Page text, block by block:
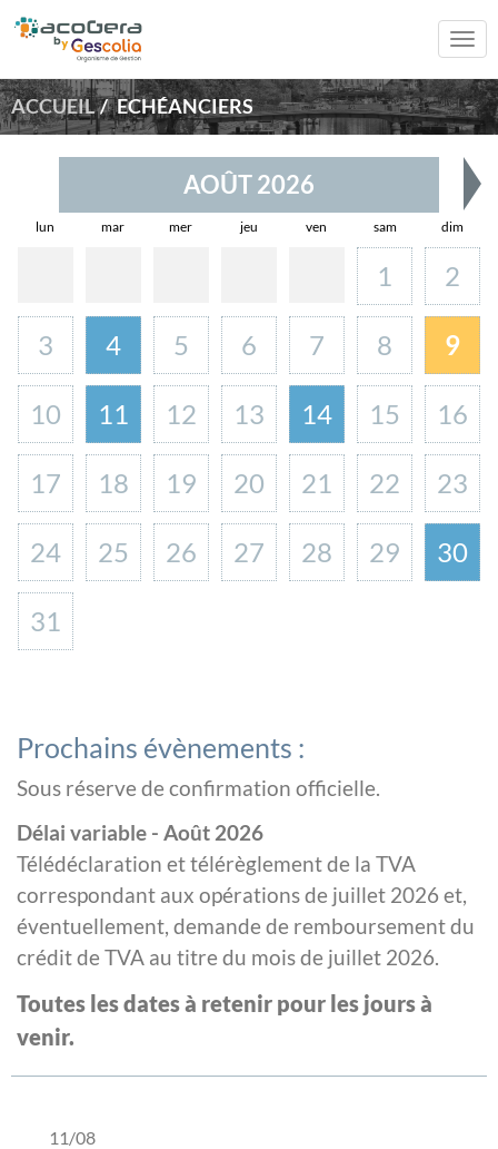
ACCUEIL ECHÉANCIERS
AOÛT 2026
lun mar mer jeu ven sam dim
1 2
3 4 5 6 7 8 9
10 11 12 13 14 15 16
17 18 19 20 21 22 23
24 25 26 27 28 29 30
31
Prochains évènements :
Sous réserve de confirmation officielle.
Délai variable - Août 2026
Télédéclaration et télérèglement de la TVA
correspondant aux opérations de juillet 2026 et,
éventuellement, demande de remboursement du
crédit de TVA au titre du mois de juillet 2026.
Toutes les dates à retenir pour les jours à
venir.
11/08